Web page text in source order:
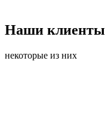
Наши клиенты
некоторые из них